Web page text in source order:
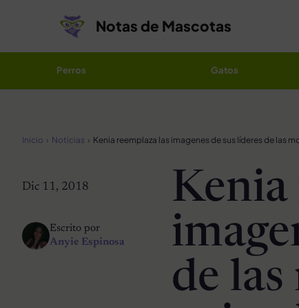
Notas de Mascotas
Perros Gatos
Inicio Noticias
Dic 11, 2018
Escrito por
Anyie Espinosa
Kenia
de